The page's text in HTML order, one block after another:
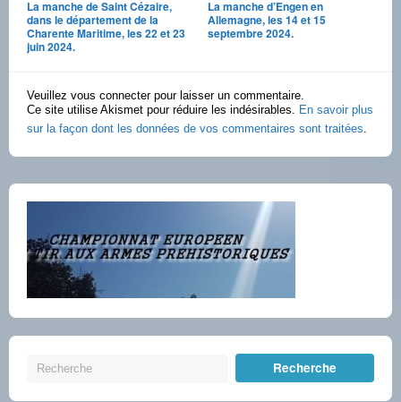
La manche de Saint Cézaire,
dans le département de la
Charente Maritime, les 22 et 23
juin 2024.
La manche d’Engen en
Allemagne, les 14 et 15
septembre 2024.
Veuillez vous connecter pour laisser un commentaire.
Ce site utilise Akismet pour réduire les indésirables.
En savoir plus
sur la façon dont les données de vos commentaires sont traitées